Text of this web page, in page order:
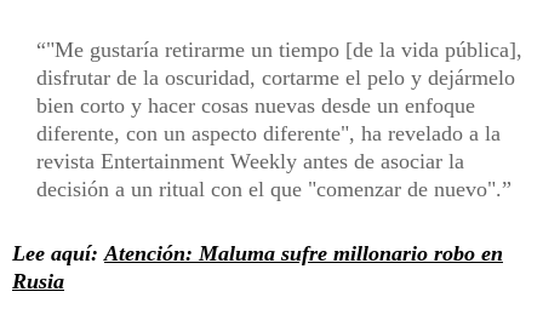
"Me gustaría retirarme un tiempo [de la vida pública],
disfrutar de la oscuridad, cortarme el pelo y dejármelo
bien corto y hacer cosas nuevas desde un enfoque
diferente, con un aspecto diferente", ha revelado a la
revista Entertainment Weekly antes de asociar la
decisión a un ritual con el que "comenzar de nuevo".
Lee aquí: Atención: Maluma sufre millonario robo en
Rusia